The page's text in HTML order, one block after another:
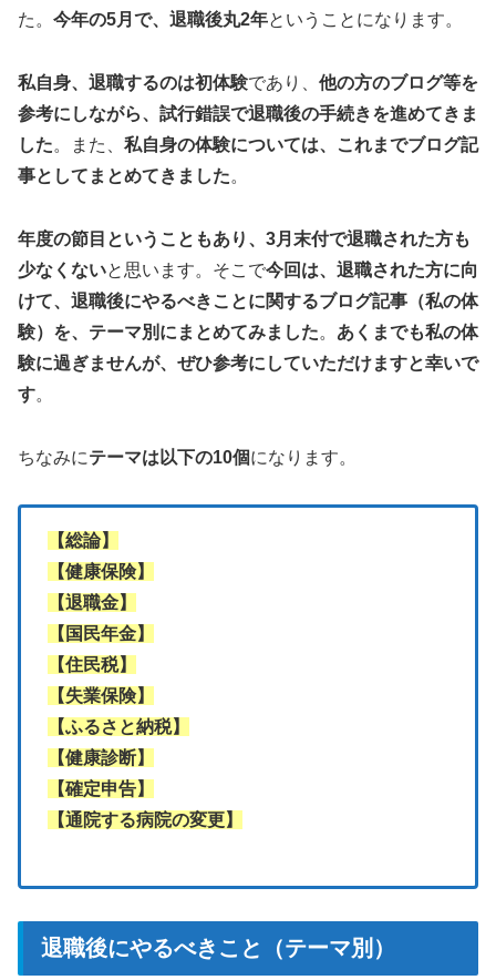
た。 今年の5月で、退職後丸2年ということになります。
私自身、退職するのは初体験であり、 他の方のブログ等を
参考にしながら、試行錯誤で退職後の手続きを進めてきま
した。また、 私自身の体験については、これまでブログ記
事としてまとめてきました。
年度の節目ということもあり、3月末付で退職された方も
少なくないと思います。そこで今回は、退職された方に向
けて、退職後にやるべきことに関するブログ記事（私の体
験）を、テーマ別にまとめてみました。 あくまでも私の体
験に過ぎませんが、ぜひ参考にしていただけますと幸いで
す。
ちなみにテーマは以下の10個になります。
【総論】
【健康保険】
【退職金】
【国民年金】
【住民税】
【失業保険】
【ふるさと納税】
【健康診断】
【確定申告】
【通院する病院の変更】
退職後にやるべきこと（テーマ別）